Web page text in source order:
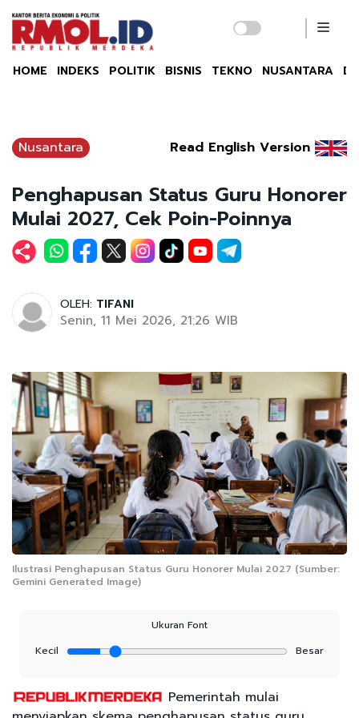
HOME INDEKS POLITIK BISNIS TEKNO NUSANTARA
Nusantara Read English Version
Penghapusan Status Guru Honorer
Mulai 2027, Cek Poin-Poinnya
OLEH: TIFANI
Senin, 11 Mei 2026, 21:26 WIB
Ilustrasi Penghapusan Status Guru Honorer Mulai 2027 (Sumber:
Gemini Generated Image)
Ukuran Font
Kecil
Besar
Pemerintah mulai